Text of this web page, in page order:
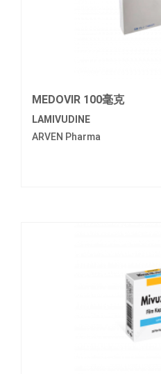
MEDOVIR 100毫克
LAMIVUDINE
ARVEN Pharma